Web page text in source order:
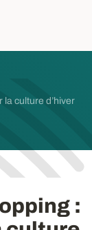
culture d’hiver
: